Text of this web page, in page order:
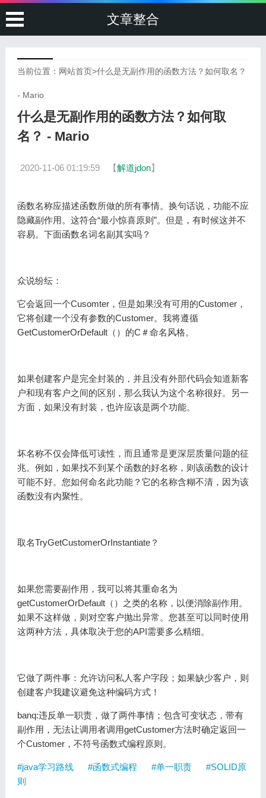
文章整合
当前位置： 网站首页>什么是无副作用的函数方法？如何取名？
- Mario
什么是无副作用的函数方法？如何取
名？ - Mario
2020-11-06 01:19:59 【解道jdon】
函数名称应描述函数所做的所有事情。换句话说，功能不应
隐藏副作用。这符合“最小惊喜原则”。但是，有时候这并不
容易。下面函数名词名副其实吗？
众说纷纭：
它会返回一个Cusomter，但是如果没有可用的Customer，
它将创建一个没有参数的Customer。我将遵循
GetCustomerOrDefault（）的C＃命名风格。
如果创建客户是完全封装的，并且没有外部代码会知道新客
户和现有客户之间的区别，那么我认为这个名称很好。另一
方面，如果没有封装，也许应该是两个功能。
坏名称不仅会降低可读性，而且通常是更深层质量问题的征
兆。例如，如果找不到某个函数的好名称，则该函数的设计
可能不好。您如何命名此功能？它的名称含糊不清，因为该
函数没有内聚性。
取名TryGetCustomerOrInstantiate？
如果您需要副作用，我可以将其重命名为
getCustomerOrDefault（）之类的名称，以便消除副作用。
如果不这样做，则对空客户抛出异常。您甚至可以同时使用
这两种方法，具体取决于您的API需要多么精细。
它做了两件事：允许访问私人客户字段；如果缺少客户，则
创建客户我建议避免这种编码方式！
banq:违反单一职责，做了两件事情；包含可变状态，带有
副作用，无法让调用者调用getCustomer方法时确定返回一
个Customer，不符号函数式编程原则。
#java学习路线 #函数式编程 #单一职责
#SOLID原
则